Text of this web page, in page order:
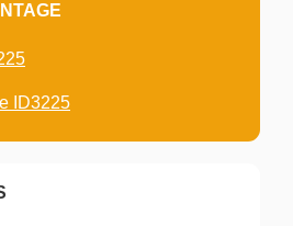
ID3225